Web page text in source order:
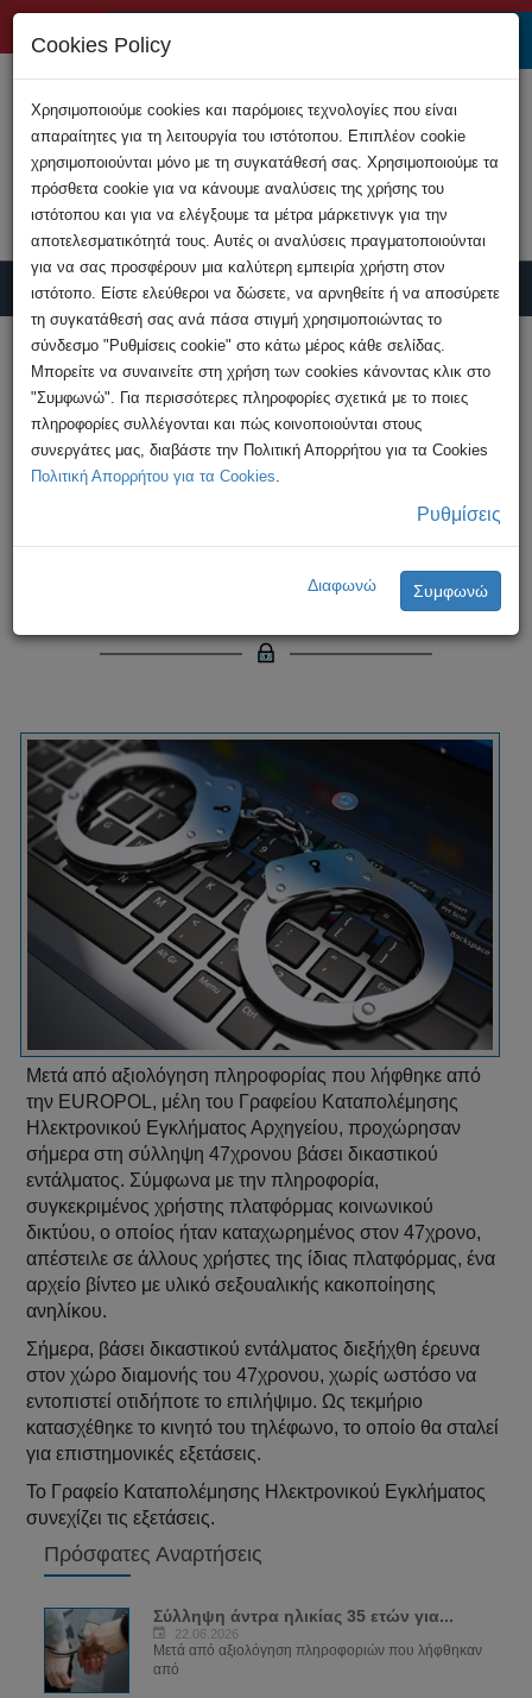
Υποβολή Καταγγελίας
HOME
Ανακοινώσεις
Απόκτηση / κατοχή παιδικής πορνογραφίας -
σύλληψη
Απόκτηση / κατοχή παιδικής
πορνογραφίας - σύλληψη
Μετά από αξιολόγηση πληροφορίας που λήφθηκε από
την EUROPOL, μέλη του Γραφείου Καταπολέμησης
Ηλεκτρονικού Εγκλήματος Αρχηγείου, προχώρησαν
σήμερα στη σύλληψη 47χρονου βάσει δικαστικού
εντάλματος. Σύμφωνα με την πληροφορία,
συγκεκριμένος χρήστης πλατφόρμας κοινωνικού
δικτύου, ο οποίος ήταν καταχωρημένος στον 47χρονο,
απέστειλε σε άλλους χρήστες της ίδιας πλατφόρμας, ένα
αρχείο βίντεο με υλικό σεξουαλικής κακοποίησης
ανηλίκου.
Σήμερα, βάσει δικαστικού εντάλματος διεξήχθη έρευνα
στον χώρο διαμονής του 47χρονου, χωρίς ωστόσο να
εντοπιστεί οτιδήποτε το επιλήψιμο. Ως τεκμήριο
κατασχέθηκε το κινητό του τηλέφωνο, το οποίο θα σταλεί
για επιστημονικές εξετάσεις.
Το Γραφείο Καταπολέμησης Ηλεκτρονικού Εγκλήματος
συνεχίζει τις εξετάσεις.
Πρόσφατες Αναρτήσεις
Σύλληψη άντρα ηλικίας 35 ετών για...
22.06.2026
Μετά από αξιολόγηση πληροφοριών που λήφθηκαν
από
Cookies Policy
Χρησιμοποιούμε cookies και παρόμοιες τεχνολογίες που είναι
απαραίτητες για τη λειτουργία του ιστότοπου. Επιπλέον cookie
χρησιμοποιούνται μόνο με τη συγκατάθεσή σας. Χρησιμοποιούμε τα
πρόσθετα cookie για να κάνουμε αναλύσεις της χρήσης του
ιστότοπου και για να ελέγξουμε τα μέτρα μάρκετινγκ για την
αποτελεσματικότητά τους. Αυτές οι αναλύσεις πραγματοποιούνται
για να σας προσφέρουν μια καλύτερη εμπειρία χρήστη στον
ιστότοπο. Είστε ελεύθεροι να δώσετε, να αρνηθείτε ή να αποσύρετε
τη συγκατάθεσή σας ανά πάσα στιγμή χρησιμοποιώντας το
σύνδεσμο "Ρυθμίσεις cookie" στο κάτω μέρος κάθε σελίδας.
Μπορείτε να συναινείτε στη χρήση των cookies κάνοντας κλικ στο
"Συμφωνώ". Για περισσότερες πληροφορίες σχετικά με το ποιες
πληροφορίες συλλέγονται και πώς κοινοποιούνται στους
συνεργάτες μας, διαβάστε την Πολιτική Απορρήτου για τα Cookies
Πολιτική Απορρήτου για τα Cookies.
Ρυθμίσεις
Διαφωνώ Συμφωνώ